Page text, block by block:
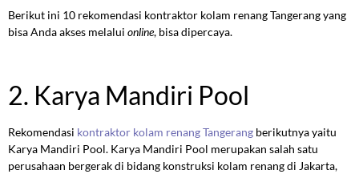
Berikut ini 10 rekomendasi kontraktor kolam renang Tangerang yang
bisa Anda akses melalui online, bisa dipercaya.
2. Karya Mandiri Pool
Rekomendasi kontraktor kolam renang Tangerang berikutnya yaitu
Karya Mandiri Pool. Karya Mandiri Pool merupakan salah satu
perusahaan bergerak di bidang konstruksi kolam renang di Jakarta,